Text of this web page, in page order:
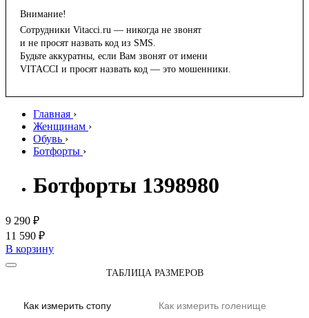
Внимание!
Сотрудники Vitacci.ru — никогда не звонят
и не просят назвать код из SMS.
Будьте аккуратны, если Вам звонят от имени
VITACCI и просят назвать код — это мошенники.
Главная ›
Женщинам ›
Обувь ›
Ботфорты ›
Ботфорты 1398980
9 290 ₽
11 590 ₽
В корзину
ТАБЛИЦА РАЗМЕРОВ
Как измерить стопу Как измерить голенище